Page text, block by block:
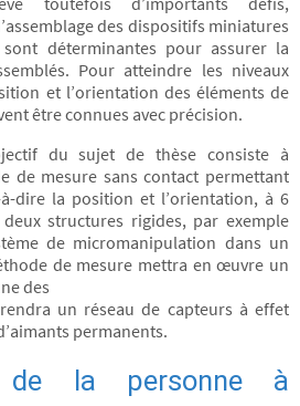
des dispositifs miniatures
déterminantes pour assurer la
Pour atteindre les niveaux
et l’orientation des éléments de
être connues avec précision.
du sujet de thèse consiste à
de mesure sans contact permettant
à-dire la position et l’orientation, à 6
structures rigides, par exemple
de micromanipulation dans un
de mesure mettra en œuvre un
des
un réseau de capteurs à effet
permanents.
de la personne à